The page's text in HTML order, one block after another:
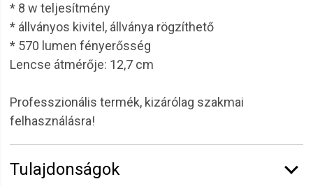
* 8 w teljesítmény
* állványos kivitel, állványa rögzíthető
* 570 lumen fényerősség
Lencse átmérője: 12,7 cm
Professzionális termék, kizárólag szakmai
felhasználásra!
Tulajdonságok